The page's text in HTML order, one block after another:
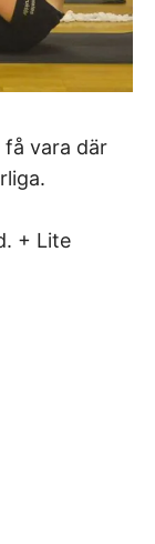
få vara där
+ Lite